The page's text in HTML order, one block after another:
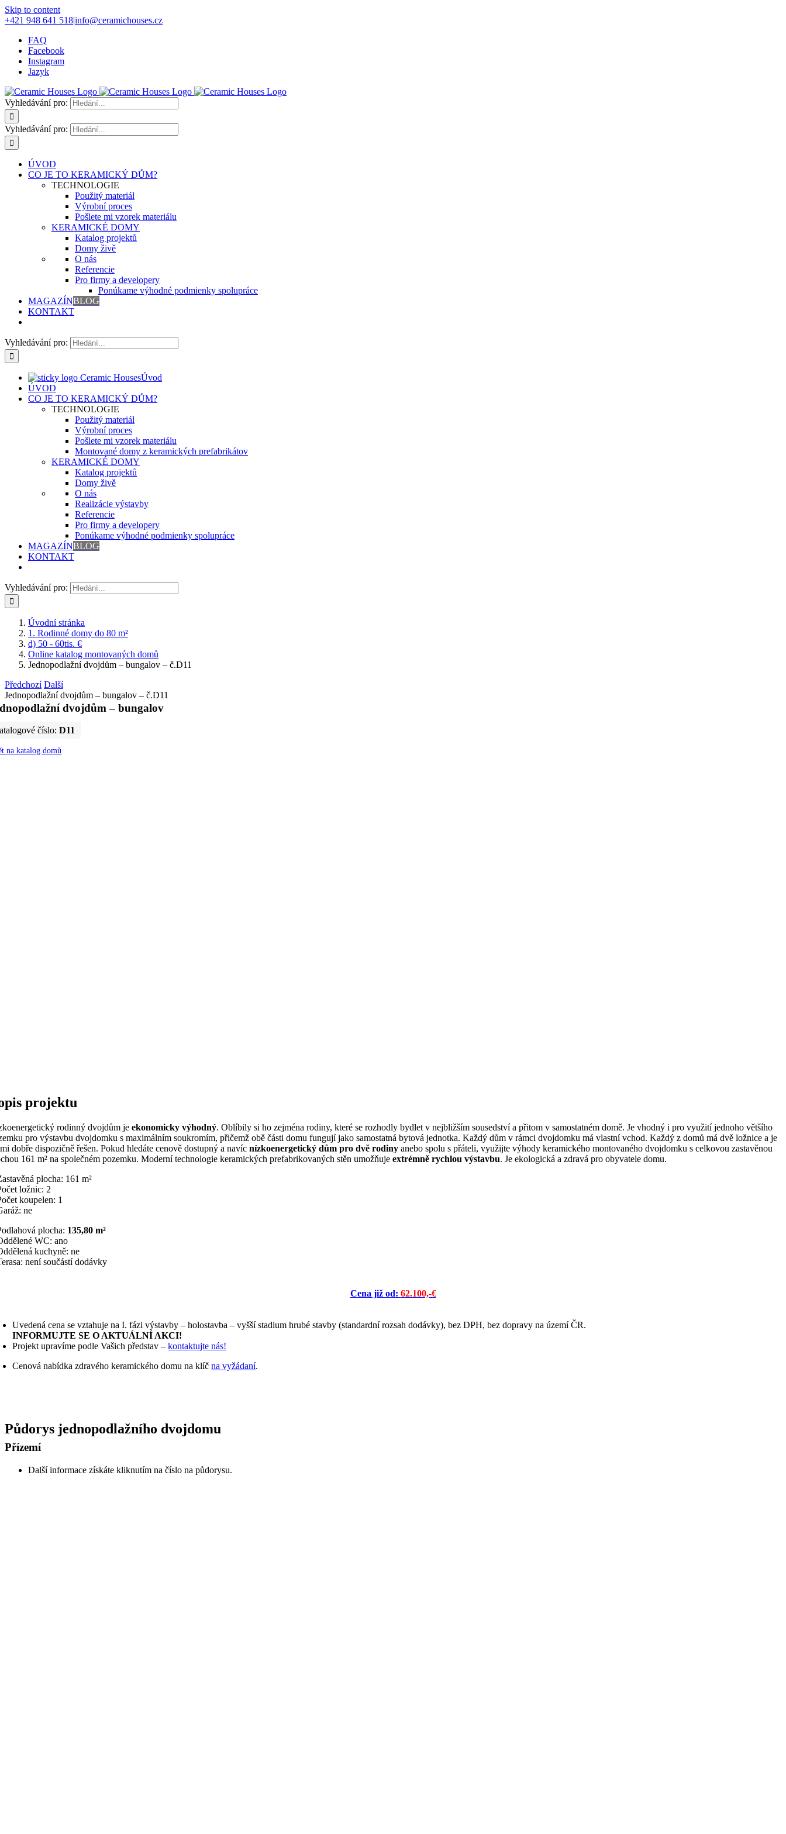
Skip to content
+421 948 641 518|info@ceramichouses.cz
FAQ
Facebook
Instagram
Jazyk
Vyhledávání pro:
Vyhledávání pro:
ÚVOD
CO JE TO KERAMICKÝ DŮM?
TECHNOLOGIE
Použitý materiál
Výrobní proces
Pošlete mi vzorek materiálu
KERAMICKÉ DOMY
Katalog projektů
Domy živě
O nás
Referencie
Pro firmy a developery
Ponúkame výhodné podmienky spolupráce
MAGAZÍNBLOG
KONTAKT
Vyhledávání pro:
Úvod
ÚVOD
CO JE TO KERAMICKÝ DŮM?
TECHNOLOGIE
Použitý materiál
Výrobní proces
Pošlete mi vzorek materiálu
Montované domy z keramických prefabrikátov
KERAMICKÉ DOMY
Katalog projektů
Domy živě
O nás
Realizácie výstavby
Referencie
Pro firmy a developery
Ponúkame výhodné podmienky spolupráce
MAGAZÍNBLOG
KONTAKT
Vyhledávání pro:
Úvodní stránka
1. Rodinné domy do 80 m²
d) 50 - 60tis. €
Online katalog montovaných domů
Jednopodlažní dvojdům – bungalov – č.D11
Předchozí Další
Jednopodlažní dvojdům – bungalov – č.D11
dvojdům – bungalov
číslo:D11
na katalog domů
projektu
rodinný dvojdům jeekonomicky výhodný. Oblíbily si ho zejména rodiny, které se rozhodly bydlet v nejbližším sousedství a přitom v samostatném domě. Je vhodný i pro využití jednoho většího
pro výstavbu dvojdomku s maximálním soukromím, přičemž obě části domu fungují jako samostatná bytová jednotka. Každý dům v rámci dvojdomku má vlastní vchod. Každý z domů má dvě ložnice a je
dobře dispozičně řešen. Pokud hledáte cenově dostupný a navícnízkoenergetický dům pro dvě rodiny anebo spolu s přáteli, využijte výhody keramického montovaného dvojdomku s celkovou zastavěnou
161 m² na společném pozemku. Moderní technologie keramických prefabrikovaných stěn umožňujeextrémně rychlou výstavbu. Je ekologická a zdravá pro obyvatele domu.
plocha: 161 m²
ložnic: 2
koupelen: 1
ne
plocha: 135,80 m²
WC: ano
kuchyně: ne
není součástí dodávky
Cena již od: 62.100,-€
Uvedená cena se vztahuje na I. fázi výstavby – holostavba – vyšší stadium hrubé stavby (standardní rozsah dodávky), bez DPH, bez dopravy na území ČR.
INFORMUJTE SE O AKTUÁLNÍ AKCI!
Projekt upravíme podle Vašich představ –kontaktujte nás!
Cenová nabídka zdravého keramického domu na klíčna vyžádaní.
Půdorys jednopodlažního dvojdomu
Přízemí
Další informace získáte kliknutím na číslo na půdorysu.